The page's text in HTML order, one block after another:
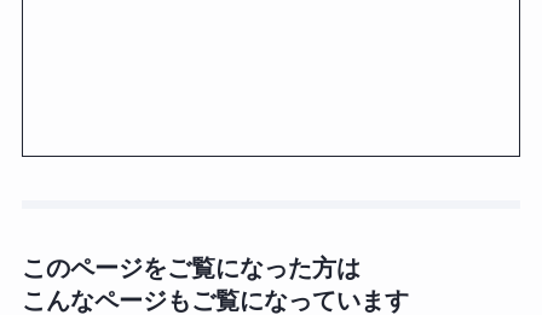
このページをご覧になった方は
こんなページもご覧になっています